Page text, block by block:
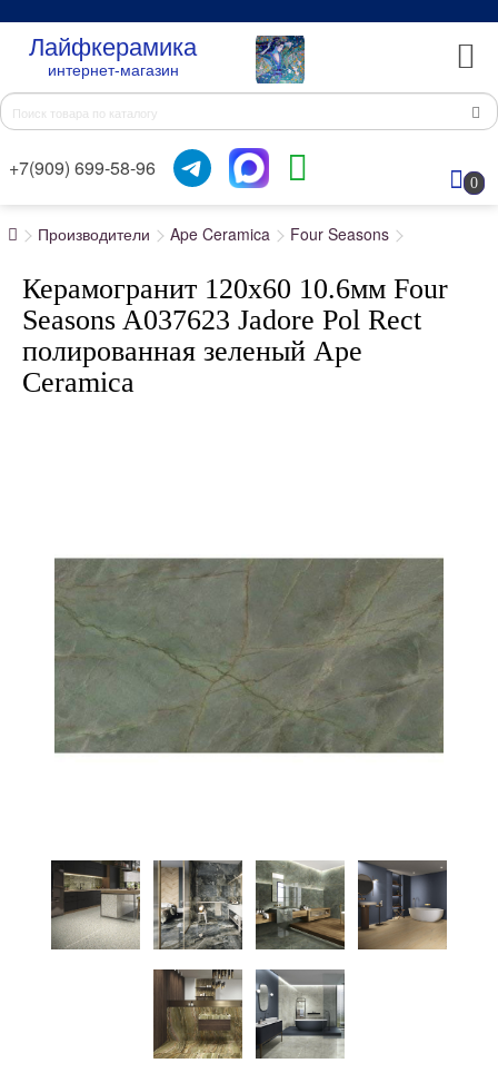
Лайфкерамика
интернет-магазин
+7(909) 699-58-96
0
Производители Ape Ceramica Four Seasons
Керамогранит 120x60 10.6мм Four
Seasons A037623 Jadore Pol Rect
полированная зеленый Ape
Ceramica